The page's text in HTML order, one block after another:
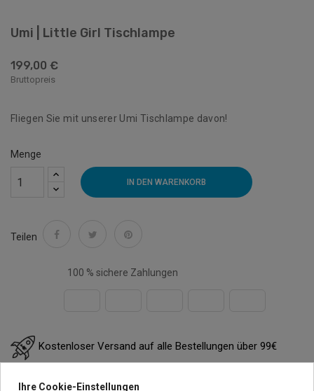
Umi | Little Girl Tischlampe
199,00 €
Bruttopreis
Fliegen Sie mit unserer Umi Tischlampe davon!
Menge
IN DEN WARENKORB
Teilen
100 % sichere Zahlungen
Kostenloser Versand auf alle Bestellungen über 99€
Ihre Cookie-Einstellungen